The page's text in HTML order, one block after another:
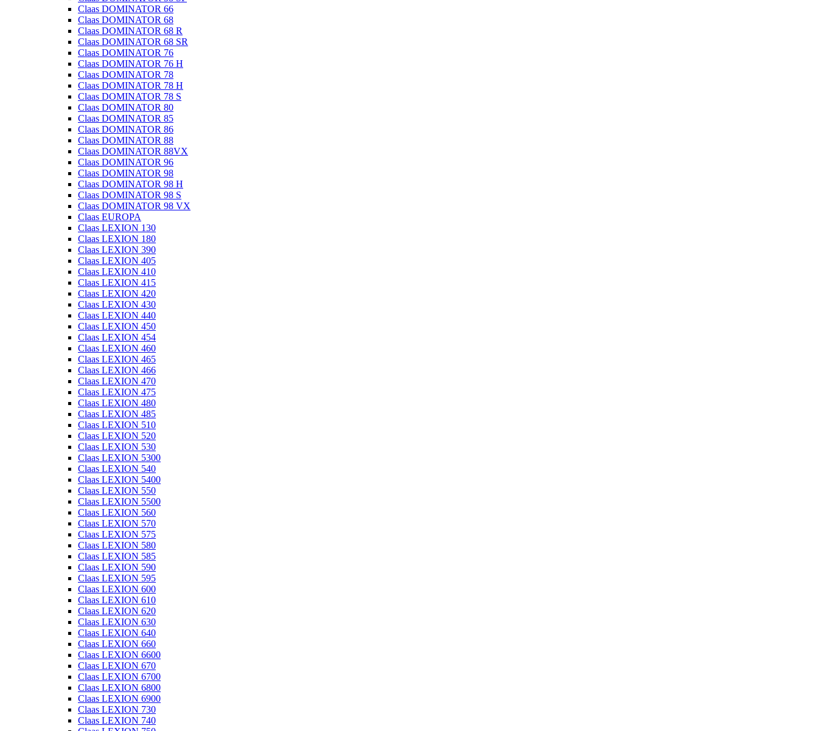
Claas DOMINATOR 66
Claas DOMINATOR 68
Claas DOMINATOR 68 R
Claas DOMINATOR 68 SR
Claas DOMINATOR 76
Claas DOMINATOR 76 H
Claas DOMINATOR 78
Claas DOMINATOR 78 H
Claas DOMINATOR 78 S
Claas DOMINATOR 80
Claas DOMINATOR 85
Claas DOMINATOR 86
Claas DOMINATOR 88
Claas DOMINATOR 88VX
Claas DOMINATOR 96
Claas DOMINATOR 98
Claas DOMINATOR 98 H
Claas DOMINATOR 98 S
Claas DOMINATOR 98 VX
Claas EUROPA
Claas LEXION 130
Claas LEXION 180
Claas LEXION 390
Claas LEXION 405
Claas LEXION 410
Claas LEXION 415
Claas LEXION 420
Claas LEXION 430
Claas LEXION 440
Claas LEXION 450
Claas LEXION 454
Claas LEXION 460
Claas LEXION 465
Claas LEXION 466
Claas LEXION 470
Claas LEXION 475
Claas LEXION 480
Claas LEXION 485
Claas LEXION 510
Claas LEXION 520
Claas LEXION 530
Claas LEXION 5300
Claas LEXION 540
Claas LEXION 5400
Claas LEXION 550
Claas LEXION 5500
Claas LEXION 560
Claas LEXION 570
Claas LEXION 575
Claas LEXION 580
Claas LEXION 585
Claas LEXION 590
Claas LEXION 595
Claas LEXION 600
Claas LEXION 610
Claas LEXION 620
Claas LEXION 630
Claas LEXION 640
Claas LEXION 660
Claas LEXION 6600
Claas LEXION 670
Claas LEXION 6700
Claas LEXION 6800
Claas LEXION 6900
Claas LEXION 730
Claas LEXION 740